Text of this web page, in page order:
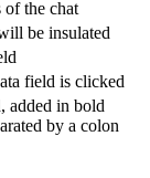
the chat
be insulated
field is clicked
added in bold
by a colon